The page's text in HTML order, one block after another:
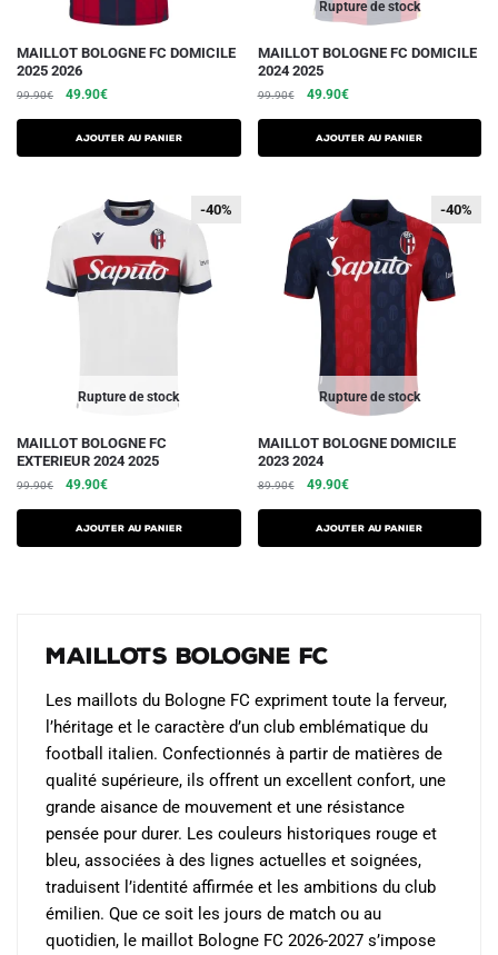
MAILLOT BOLOGNE FC DOMICILE
2025 2026
99.90€
Le
initial
était :
49.90€Le
actuel
est :
AJOUTER AU PANIER
Ce
produit
a
plusieurs
variations.
peuvent
choisies
Rupture de stock
MAILLOT BOLOGNE FC DOMICILE
2024 2025
99.90€
Le
initial
était :
49.90€Le
actuel
est :
AJOUTER AU PANIER
Ce
produit
a
plusieurs
variations.
peuvent
choisies
Rupture de stock
-40%
-40%
MAILLOT BOLOGNE FC
EXTERIEUR 2024 2025
99.90€
Le
initial
était :
49.90€Le
actuel
est :
AJOUTER AU PANIER
Ce
produit
a
plusieurs
variations.
page
produit
Rupture de stock
-40%
-40%
MAILLOT BOLOGNE DOMICILE
2023 2024
89.90€
Le
initial
était :
49.90€Le
actuel
est :
AJOUTER AU PANIER
Ce
produit
a
plusieurs
variations.
être
sur
la
page
du
produit
Maillots Bologne FC
Les maillots du Bologne FC expriment toute la ferveur,
l’héritage et le caractère d’un club emblématique du
football italien. Confectionnés à partir de matières de
qualité supérieure, ils offrent un excellent confort, une
grande aisance de mouvement et une résistance
pensée pour durer. Les couleurs historiques rouge et
bleu, associées à des lignes actuelles et soignées,
traduisent l’identité affirmée et les ambitions du club
émilien. Que ce soit les jours de match ou au
quotidien, le maillot Bologne FC 2026-2027 s’impose